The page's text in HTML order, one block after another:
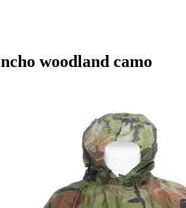
woodland camo